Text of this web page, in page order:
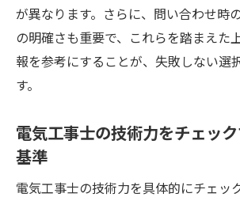
が異なります。さらに、問い合わせ時
の明確さも重要で、これらを踏まえた
報を参考にすることが、失敗しない選
す。
電気工事士の技術力をチェッ
基準
電気工事士の技術力を具体的にチェッ